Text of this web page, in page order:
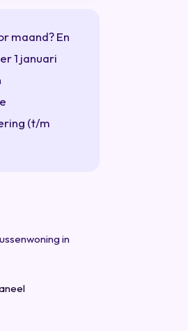
maand? En
1 januari
(t/m
in